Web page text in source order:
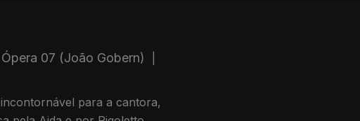
07 (João Gobern)
para a cantora,